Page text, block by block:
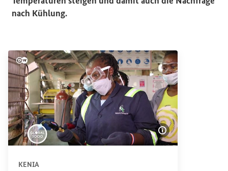
nach Kühlung.
KENIA